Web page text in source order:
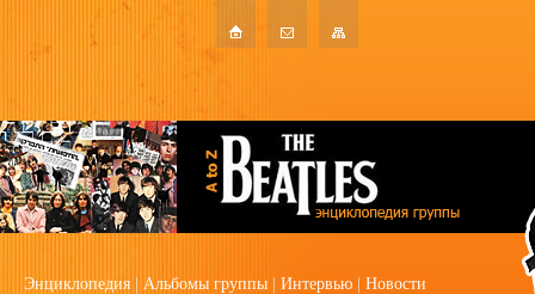
Энциклопедия Альбомы группы Интервью Новости